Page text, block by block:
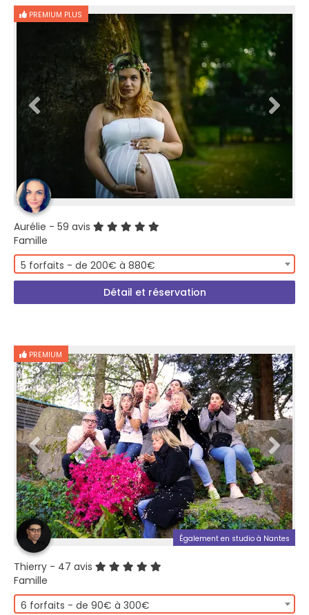
PREMIUM PLUS
Aurélie - 59 avis
Famille
5 forfaits - de 200€ à 880€
Détail et réservation
PREMIUM
Également en studio à Nantes
Thierry - 47 avis
Famille
6 forfaits - de 90€ à 300€